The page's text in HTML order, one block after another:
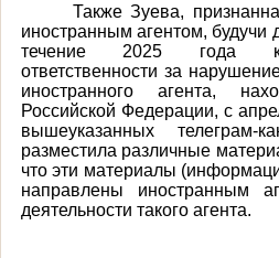
Также Зуева,
иностранным агентом,
течение 2025 года к
ответственности за
иностранного агента,
Российской Федерации, с
вышеуказанных телеграм-
разместила различные
что эти материалы
направлены иностранным
деятельности такого агента.